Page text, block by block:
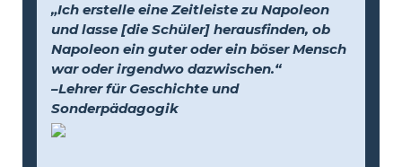
„Ich erstelle eine Zeitleiste zu Napoleon
und lasse [die Schüler] herausfinden, ob
Napoleon ein guter oder ein böser Mensch
war oder irgendwo dazwischen.“
–Lehrer für Geschichte und
Sonderpädagogik